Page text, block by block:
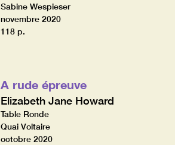
Sabine Wespieser
novembre 2020
118 p.
A rude épreuve
Elizabeth Jane Howard
Table Ronde
Quai Voltaire
octobre 2020